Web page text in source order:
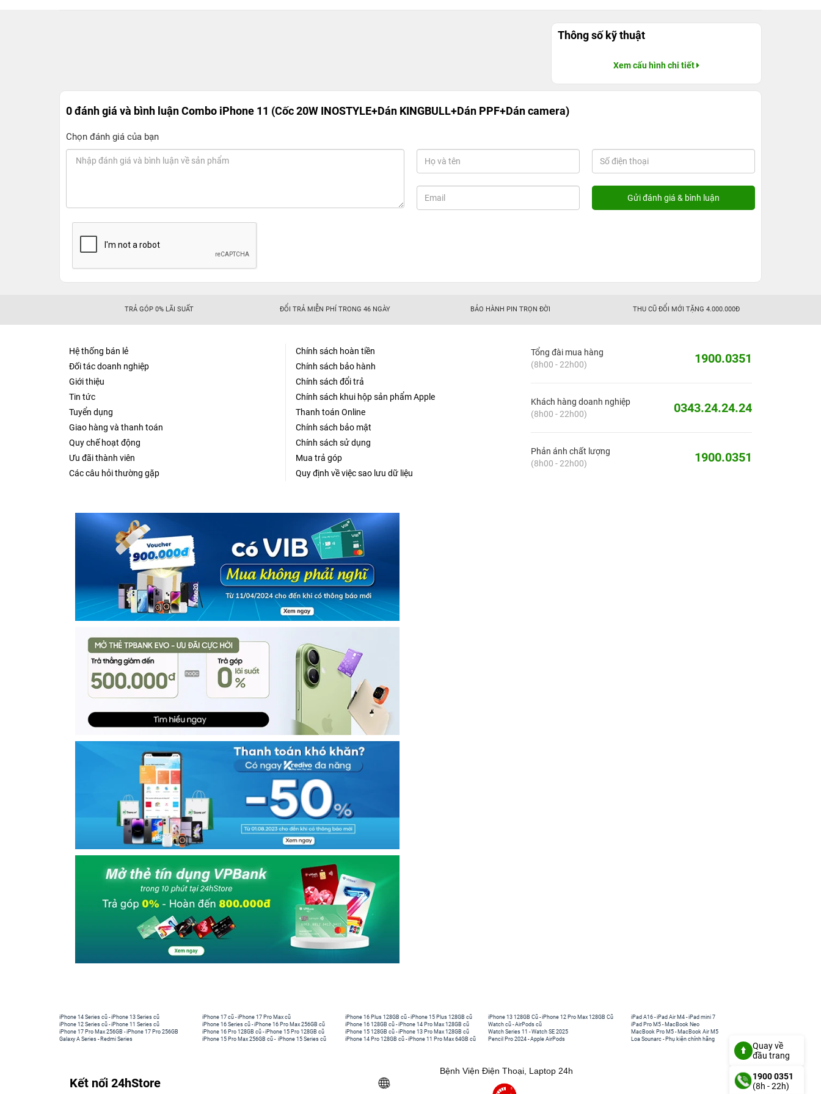
Thông số kỹ thuật
Xem cấu hình chi tiết
0 đánh giá và bình luậnCombo iPhone 11 (Cốc 20W INOSTYLE+Dán KINGBULL+Dán PPF+Dán camera)
Chọn đánh giá của bạn
TRẢ GÓP 0% LÃI SUẤT ĐỔI TRẢ MIỄN PHÍ TRONG 46 NGÀY BẢO HÀNH PIN TRỌN ĐỜI THU CŨ ĐỔI MỚI TẶNG 4.000.000Đ
Hệ thống bán lẻ
Đối tác doanh nghiệp
Giới thiệu
Tin tức
Tuyển dụng
Giao hàng và thanh toán
Quy chế hoạt động
Ưu đãi thành viên
Các câu hỏi thường gặp
Chính sách hoàn tiền
Chính sách bảo hành
Chính sách đổi trả
Chính sách khui hộp sản phẩm Apple
Thanh toán Online
Chính sách bảo mật
Chính sách sử dụng
Mua trả góp
Quy định về việc sao lưu dữ liệu
Tổng đài mua hàng
(8h00 - 22h00)
1900.0351
Khách hàng doanh nghiệp
(8h00 - 22h00)
0343.24.24.24
Phản ánh chất lượng
(8h00 - 22h00)
1900.0351
iPhone 14 Series cũ -iPhone 13 Series cũ
iPhone 12 Series cũ -iPhone 11 Series cũ
iPhone 17 Pro Max 256GB -iPhone 17 Pro 256GB
Galaxy A Series - Redmi Series
iPhone 17 cũ -iPhone 17 Pro Max cũ
iPhone 16 Series cũ - iPhone 16 Pro Max 256GB cũ
iPhone 16 Pro 128GB cũ -iPhone 15 Pro 128GB cũ
iPhone 15 Pro Max 256GB cũ - iPhone 15 Series cũ
iPhone 16 Plus 128GB cũ -iPhone 15 Plus 128GB cũ
iPhone 16 128GB cũ -iPhone 14 Pro Max 128GB cũ
iPhone 15 128GB cũ -iPhone 13 Pro Max 128GB cũ
iPhone 14 Pro 128GB cũ -iPhone 11 Pro Max 64GB cũ
iPhone 13 128GB Cũ -iPhone 12 Pro Max 128GB Cũ
Watch cũ -AirPods cũ
Watch Series 11 -Watch SE 2025
Pencil Pro 2024 -Apple AirPods
iPad A16 -iPad Air M4 -iPad mini 7
iPad Pro M5 - MacBook Neo
MacBook Pro M5 - MacBook Air M5
Loa Sounarc - Phụ kiện chính hãng
Kết nối 24hStore
Bệnh Viện Điện Thoại, Laptop 24h
Quay về
đầu trang
1900 0351
(8h - 22h)